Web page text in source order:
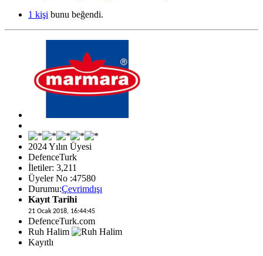
1 kişi bunu beğendi.
2024 Yılın Üyesi
DefenceTurk
İletiler: 3,211
Üyeler No :47580
Durumu:Çevrimdışı
Kayıt Tarihi
21 Ocak 2018, 16:44:45
DefenceTurk.com
Ruh Halim
Kayıtlı